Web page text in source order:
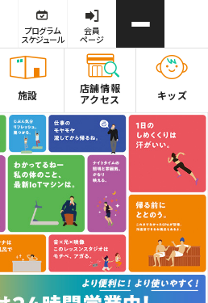
プログラム
スケジュール
会員
ページ
施設
店舗情報
アクセス
キッズ